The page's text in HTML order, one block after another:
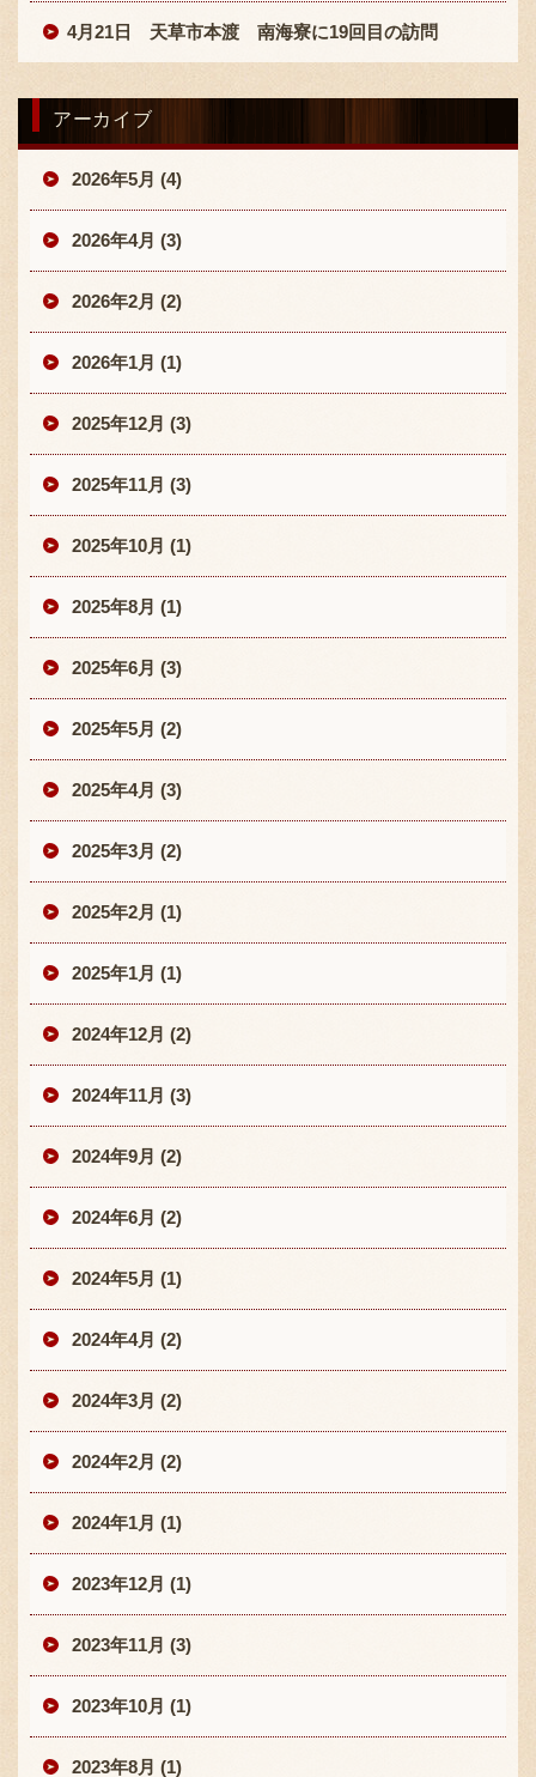
4月21日 天草市本渡 南海寮に19回目の訪問
アーカイブ
2026年5月 (4)
2026年4月 (3)
2026年2月 (2)
2026年1月 (1)
2025年12月 (3)
2025年11月 (3)
2025年10月 (1)
2025年8月 (1)
2025年6月 (3)
2025年5月 (2)
2025年4月 (3)
2025年3月 (2)
2025年2月 (1)
2025年1月 (1)
2024年12月 (2)
2024年11月 (3)
2024年9月 (2)
2024年6月 (2)
2024年5月 (1)
2024年4月 (2)
2024年3月 (2)
2024年2月 (2)
2024年1月 (1)
2023年12月 (1)
2023年11月 (3)
2023年10月 (1)
2023年8月 (1)